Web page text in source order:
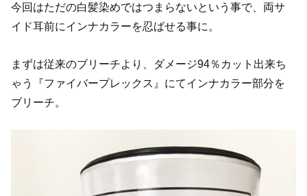
今回はただの白髪染めではつまらないという事で、両サ
イド耳前にインナカラーを忍ばせる事に。
まずは従来のブリーチより、ダメージ94％カット出来ち
ゃう『ファイバープレックス』にてインナカラー部分を
ブリーチ。